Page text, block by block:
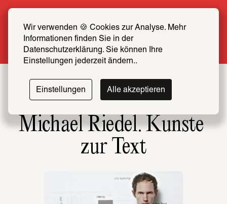
Wir verwenden 🍪 Cookies zur Analyse. Mehr
Informationen finden Sie in der
Datenschutzerklärung. Sie können Ihre
Einstellungen jederzeit ändern..
Einstellungen Alle akzeptieren
SCHIRN FREUND*IN werden
Mehr erfahren
Michael Riedel. Kunste
zur Text